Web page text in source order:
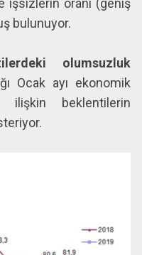
bulunuyor.
olumsuzluk
Ocak ayı ekonomik
ilişkin beklentilerin